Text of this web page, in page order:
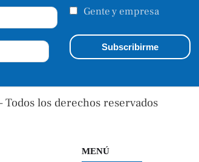
Gente y empresa
Todos los derechos reservados
MENÚ